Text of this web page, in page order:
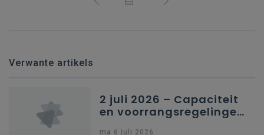
Verwante artikels
2 juli 2026 – Capaciteit
en voorrangsregelingen
ma 6 juli 2026